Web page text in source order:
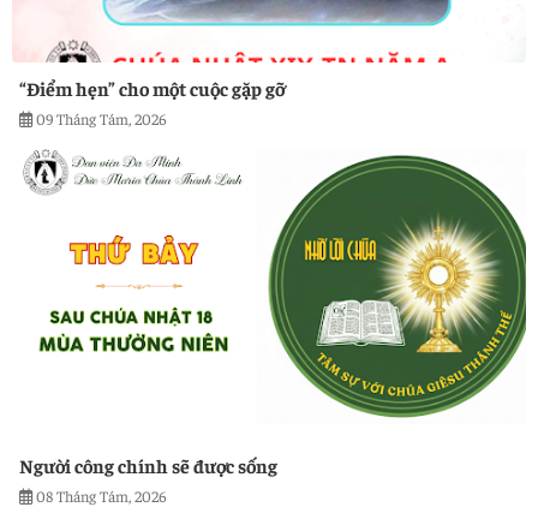
“Điểm hẹn” cho một cuộc gặp gỡ
09 Tháng Tám, 2026
Người công chính sẽ được sống
08 Tháng Tám, 2026